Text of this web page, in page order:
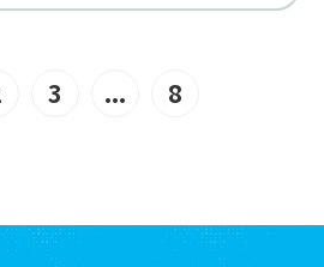
3 ... 8